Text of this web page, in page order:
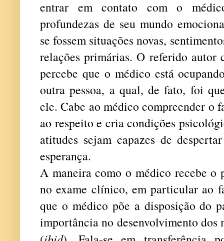
entrar em contato com o
profundezas de seu mundo
se fossem situações novas,
relações primárias. O referido autor
percebe que o médico está
outra pessoa, a qual, de fato, foi
ele. Cabe ao médico compreender o
ao respeito e cria condições
atitudes sejam capazes de
esperança.
A maneira como o médico recebe o
no exame clínico, em particular ao
que o médico põe a disposição do
importância no desenvolvimento dos